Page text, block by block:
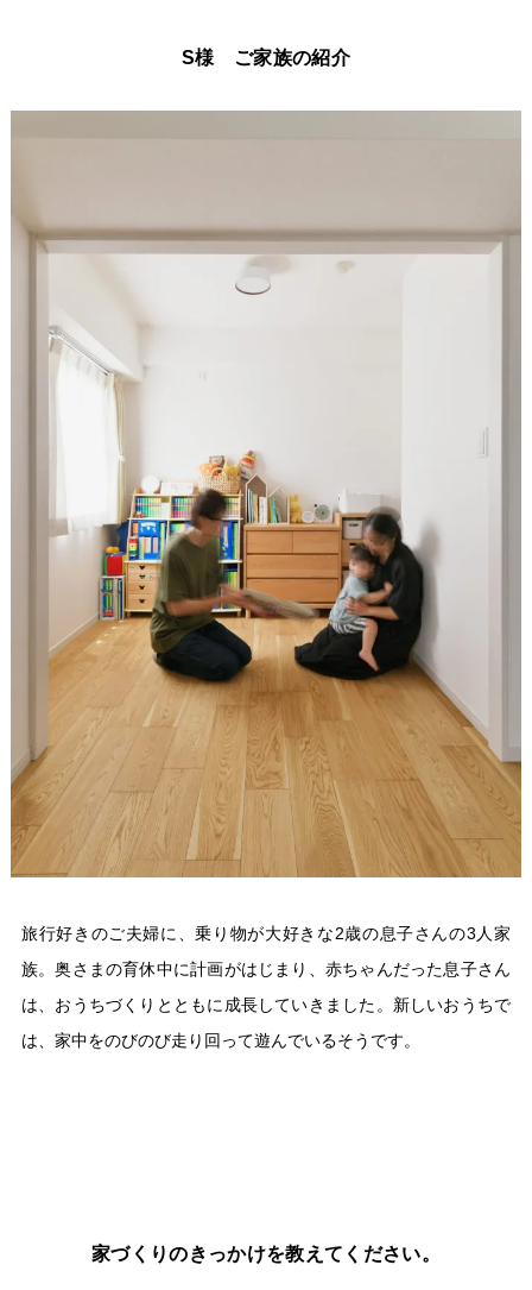
S様 ご家族の紹介
旅行好きのご夫婦に、乗り物が大好きな2歳の息子さんの3人家
族。奥さまの育休中に計画がはじまり、赤ちゃんだった息子さん
は、おうちづくりとともに成長していきました。新しいおうちで
は、家中をのびのび走り回って遊んでいるそうです。
家づくりのきっかけを教えてください。